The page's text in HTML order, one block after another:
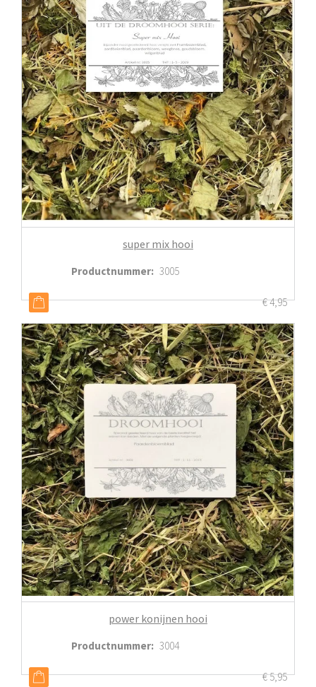
super mix hooi
Productnummer: 3005
€4,95
power konijnen hooi
Productnummer: 3004
€5,95